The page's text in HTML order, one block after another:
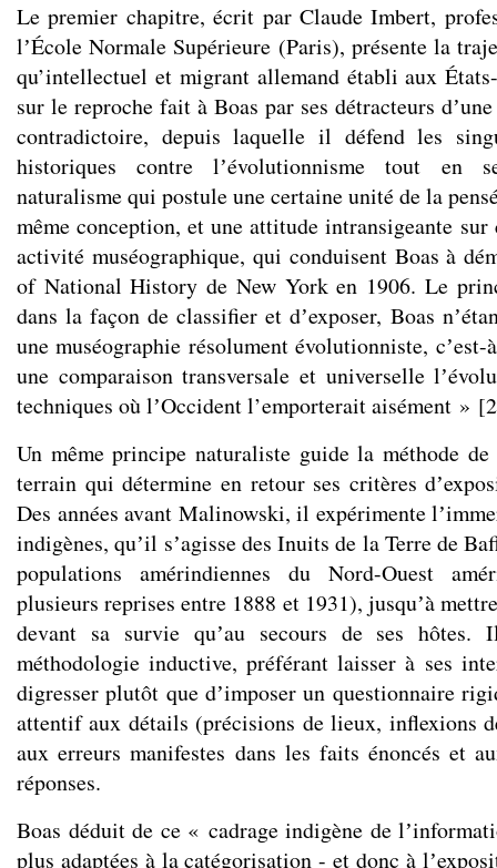
Le premier chapitre, écrit par Claude Imbert,
lʼÉcole Normale Supérieure (Paris), présente la
qu’intellectuel et migrant allemand établi aux
sur le reproche fait à Boas par ses détracteurs
contradictoire, depuis laquelle il défend les
historiques contre lʼévolutionnisme tout en
naturalisme qui postule une certaine unité de la
même conception, et une attitude intransigeante sur
activité muséographique, qui conduisent Boas à
of National History de New York en 1906. Le
dans la façon de classifier et dʼexposer, Boas
une muséographie résolument évolutionniste,
une comparaison transversale et universelle
techniques où lʼOccident l’emporterait aisément » [
Un même principe naturaliste guide la méthode
terrain qui détermine en retour ses critères
Des années avant Malinowski, il expérimente
indigènes, quʼil sʼagisse des Inuits de la Terre de
populations amérindiennes du Nord-Ouest
plusieurs reprises entre 1888 et 1931), jusquʼà
devant sa survie quʼau secours de ses hôtes.
méthodologie inductive, préférant laisser à ses
digresser plutôt que dʼimposer un questionnaire
attentif aux détails (précisions de lieux, inflexions
aux erreurs manifestes dans les faits énoncés et
réponses.
Boas déduit de ce « cadrage indigène de
plus adaptées à la catégorisation - et donc à